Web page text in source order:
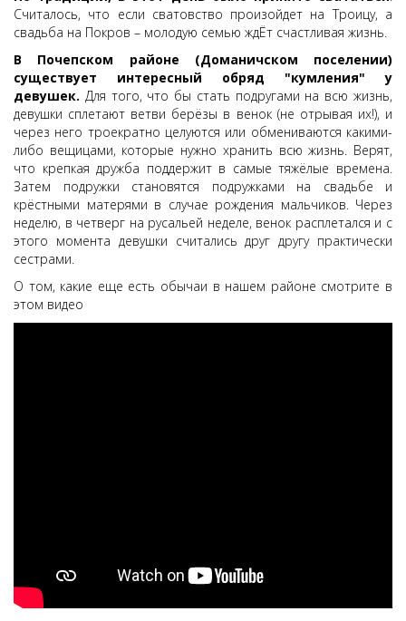
Считалось, что если сватовство произойдет на Троицу, а
свадьба на Покров – молодую семью ждЁт счастливая жизнь.
В Почепском районе (Доманичском поселении)
существует интересный обряд "кумления" у
девушек. Для того, что бы стать подругами на всю жизнь,
девушки сплетают ветви берёзы в венок (не отрывая их!), и
через него троекратно целуются или обмениваются какими-
либо вещицами, которые нужно хранить всю жизнь. Верят,
что крепкая дружба поддержит в самые тяжёлые времена.
Затем подружки становятся подружками на свадьбе и
крёстными матерями в случае рождения мальчиков. Через
неделю, в четверг на русальей неделе, венок расплетался и с
этого момента девушки считались друг другу практически
сестрами.
О том, какие еще есть обычаи в нашем районе смотрите в
этом видео